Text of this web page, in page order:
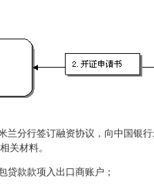
兰分行签订融资协议，向中国银
关材料。
贷款款项入出口商账户；